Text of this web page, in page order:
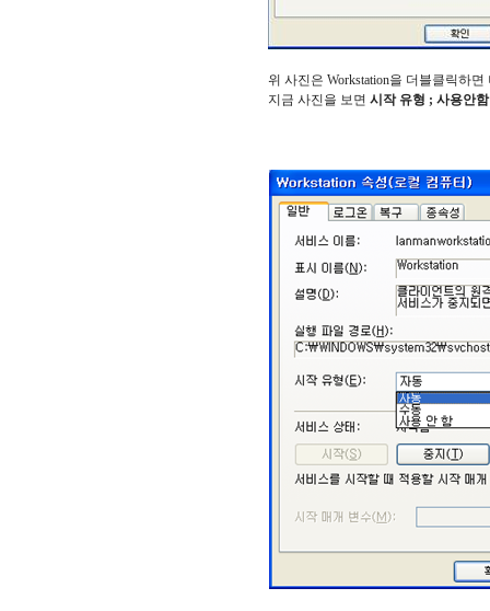
위 사진은 Workstation을 더블클릭하
지금 사진을 보면 시작 유형 ; 사용안